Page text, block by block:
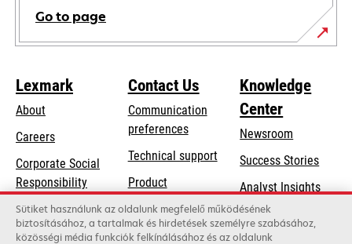
Go to page
Lexmark
About
Careers
Corporate Social
Responsibilityopens
a
new
Sustainability
Lexmark Partners
Contact Us
Communication
preferences
Technical supportopens
a
new
tab
Product
registration
Find a dealer
Knowledge
Center
Newsroom
Success Stories
Analyst Insights
Sütiket használunk az oldalunk megfelelő működésének
biztosításához, a tartalmak és hirdetések személyre szabásához,
közösségi média funkciók felkínálásához és az oldalunk